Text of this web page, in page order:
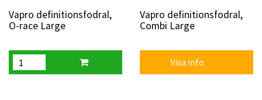
Vapro definitionsfodral,
O-race Large
Vapro definitionsfodral,
Combi Large
Visa info